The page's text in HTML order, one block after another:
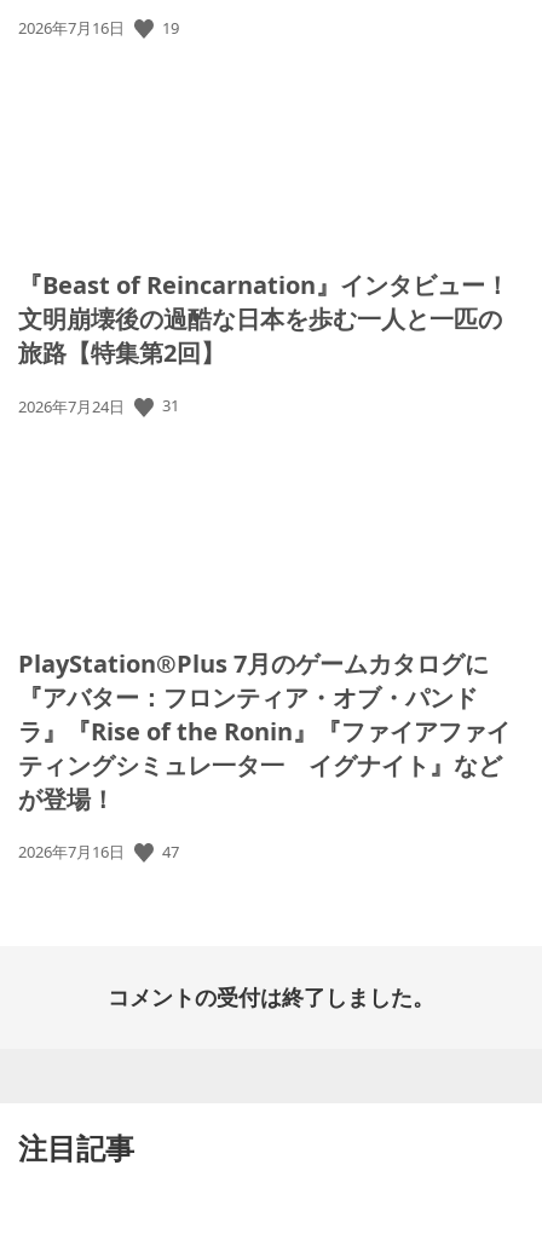
公
2026年7月16日 19
『Beast of Reincarnation』インタビュー！
文明崩壊後の過酷な日本を歩む一人と一匹の
旅路【特集第2回】
公
2026年7月24日 31
PlayStation®Plus 7月のゲームカタログに
『アバター：フロンティア・オブ・パンド
ラ』『Rise of the Ronin』『ファイアファイ
ティングシミュレ一タ一 イグナイト』など
が登場！
公
2026年7月16日 47
コメントの受付は終了しました。
注目記事